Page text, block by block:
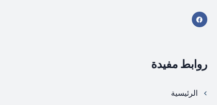
روابط مفيدة
الرئيسية